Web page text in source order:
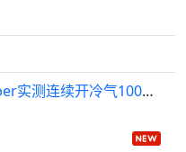
冷气长开电费贵？台湾YouTuber实测连续开冷气100小时“越开越省”，附消委会6招省电妙法